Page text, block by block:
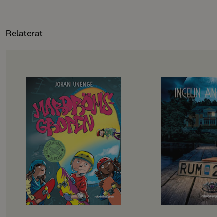
Relaterat
OM BOKEN
Rillo och hans kompisar i
Skateboardklubben Blåmärket har
en plan: att bli stans coolaste
skejtare. De har gjort en lista på
svåra skejtgrejer som de måste klara
av, målet är att till sist klara av
Mardrömsgropen, skateparkens
största utmaning. Problemet är
bara att ingen av dem riktigt vågar
… Samtidigt dyker en tjej på
sparkcykel upp i kvarteret. Hon
plaskar genom vattenpölar, skrattar
högt och verkar ha hur roligt som
OM BOKEN
”Välskriven,
och trovärdig”
Dagens Nyheter
Det börjar som en
med bad och sol
men snart börjar
hända. Varför
konstiga saker i
som Meja, Bea och
kollot. Varför
saker på nätterna?
gå upp alldeles av
vem är den